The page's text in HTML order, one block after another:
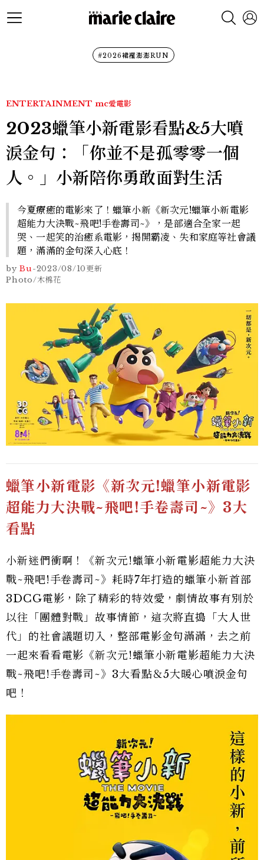
#2026裙襬澎澎RUN
ENTERTAINMENT mc愛電影
2023蠟筆小新電影看點&5大噴
淚金句：「你並不是孤零零一個
人。」小新陪你勇敢面對生活
今夏療癒的電影來了！蠟筆小新《新次元!蠟筆小新電影
超能力大決戰~飛吧!手卷壽司~》，是部適合全家一起
哭、一起笑的治癒系電影，揭開霸凌、失和家庭等社會議
題，滿滿的金句深入心底！
by Bu-2023/08/10更新
Photo/木棉花
蠟筆小新電影《新次元!蠟筆小新電影
超能力大決戰~飛吧!手卷壽司~》3大
看點
小新迷們衝啊！《新次元!蠟筆小新電影超能力大決
戰~飛吧!手卷壽司~》耗時7年打造的蠟筆小新首部
3DCG電影，除了精彩的特效愛，劇情故事有別於
以往「團體對戰」故事情節，這次將直搗「大人世
代」的社會議題切入，整部電影金句滿滿，去之前
一起來看看電影《新次元!蠟筆小新電影超能力大決
戰~飛吧!手卷壽司~》3大看點＆5大暖心噴淚金句
吧！